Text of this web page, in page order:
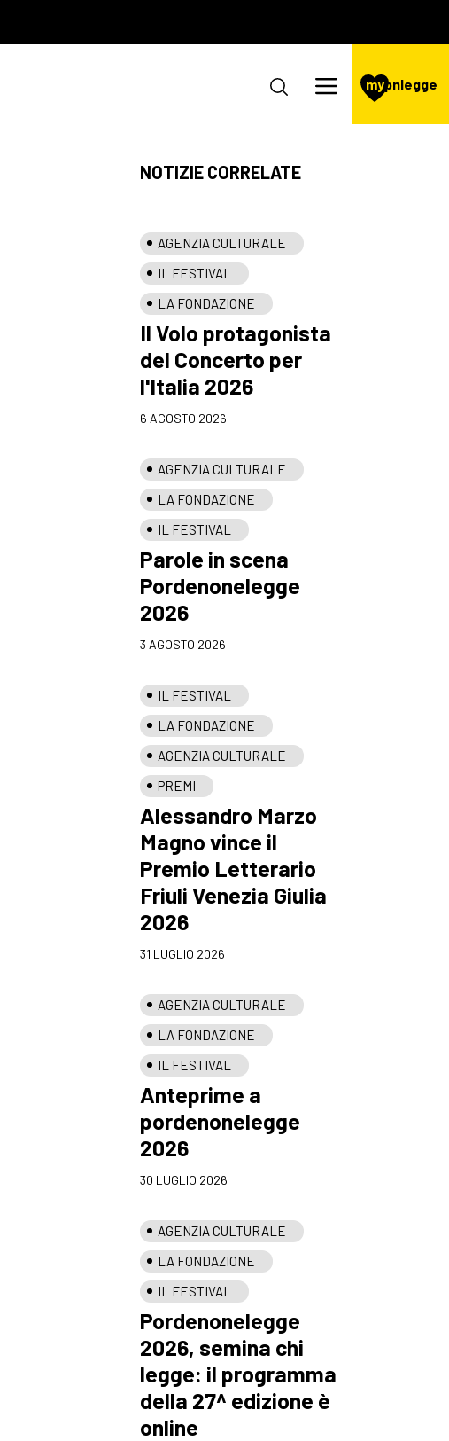
mypnlegge
NOTIZIE CORRELATE
AGENZIA CULTURALE
IL FESTIVAL
LA FONDAZIONE
Il Volo protagonista
del Concerto per
l'Italia 2026
6 AGOSTO 2026
AGENZIA CULTURALE
LA FONDAZIONE
IL FESTIVAL
Parole in scena
Pordenonelegge
2026
3 AGOSTO 2026
IL FESTIVAL
LA FONDAZIONE
AGENZIA CULTURALE
PREMI
Alessandro Marzo
Magno vince il
Premio Letterario
Friuli Venezia Giulia
2026
31 LUGLIO 2026
AGENZIA CULTURALE
LA FONDAZIONE
IL FESTIVAL
Anteprime a
pordenonelegge
2026
30 LUGLIO 2026
AGENZIA CULTURALE
LA FONDAZIONE
IL FESTIVAL
Pordenonelegge
2026, semina chi
legge: il programma
della 27^ edizione è
online